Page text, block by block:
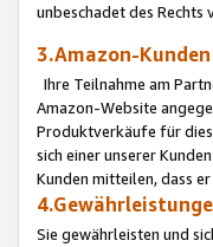
unbeschadet des
3.Amazon-Kunden
Ihre Teilnahme am
Amazon-Website
Produktverkäufe für
sich einer unserer
Kunden mitteilen, dass
Sie gewährleisten und